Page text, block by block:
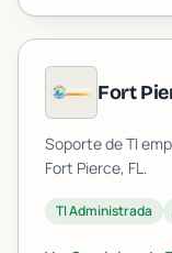
Fort
Soporte de TI
Fort Pierce, FL.
TI Administrada